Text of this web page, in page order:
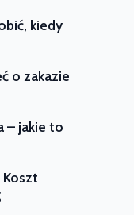
kiedy
o zakazie
– jakie to
Koszt